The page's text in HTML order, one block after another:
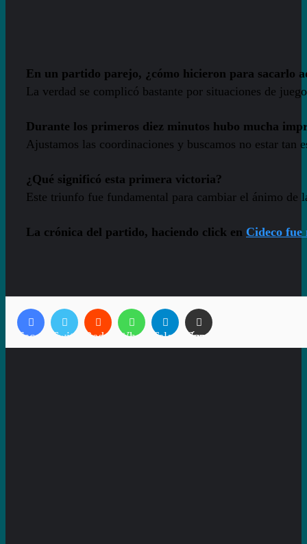
En un partido parejo, ¿cómo hicieron para sacarlo
La verdad se complicó bastante por situaciones de
Durante los primeros diez minutos hubo mucha
Ajustamos las coordinaciones y buscamos no estar
¿Qué significó esta primera victoria?
Este triunfo fue fundamental para cambiar el ánimo de
La crónica del partido, haciendo click en Cideco fue
FacebookTwitter Reddit WhatsAppTelegramCompartir vía correo electrónico